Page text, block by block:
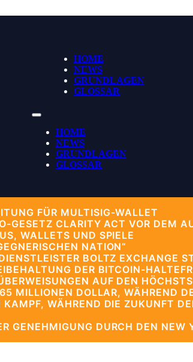
HOME
NEWS
GRUNDLAGEN
GLOSSAR
HOME
NEWS
GRUNDLAGEN
GLOSSAR
FÜR MULTISIG-WALLET
GESETZ CLARITY ACT VOR DEM
WALLETS UND SPIELE
NATION“
BOLTZ EXCHANGE
DER BITCOIN-
AUF DEN
MILLIONEN DOLLAR, WÄHREND
WÄHREND DIE ZUKUNFT
GENEHMIGUNG DURCH DEN NEW